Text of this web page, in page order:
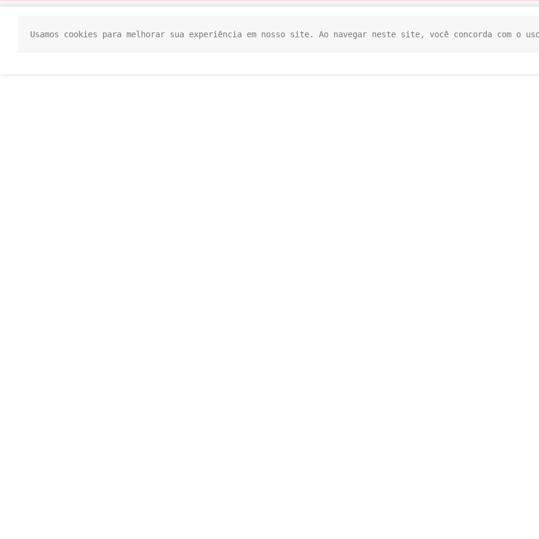
Usamos cookies para melhorar sua experiência em nosso site. Ao navegar neste site, você concorda com o